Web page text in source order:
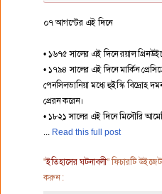
০৭ আগস্টের এই দিনে
• ১৬৭৫ সালের এই দিনে রয়াল
• ১৭৯৪ সালের এই দিনে মার্কিন
পেনসিলভানিয়া মধ্যে হুইস্কি বিদ্রোহ
প্রেরন করেন।
• ১৮২১ সালের এই দিনে মিসৌরি
Read this full post
"ইতিহাসের ঘটনাবলী" ফিচারটি
করুন :